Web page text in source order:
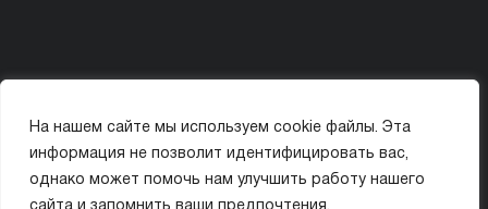
На нашем сайте мы используем cookie файлы. Эта
информация не позволит идентифицировать вас,
однако может помочь нам улучшить работу нашего
© ООО «МИССИС ЛЭ»